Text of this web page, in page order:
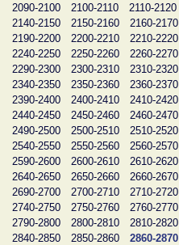
2090-2100
2100-2110 2110-2120
2140-2150
2150-2160 2160-2170
2190-2200
2200-2210 2210-2220
2240-2250
2250-2260 2260-2270
2290-2300
2300-2310 2310-2320
2340-2350
2350-2360 2360-2370
2390-2400
2400-2410 2410-2420
2440-2450
2450-2460 2460-2470
2490-2500
2500-2510 2510-2520
2540-2550
2550-2560 2560-2570
2590-2600
2600-2610 2610-2620
2640-2650
2650-2660 2660-2670
2690-2700
2700-2710 2710-2720
2740-2750
2750-2760 2760-2770
2790-2800
2800-2810 2810-2820
2840-2850
2850-2860 2860-2870